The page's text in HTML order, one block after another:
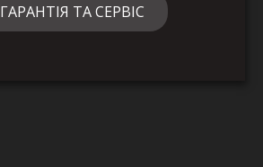
ГАРАНТІЯ ТА СЕРВІС